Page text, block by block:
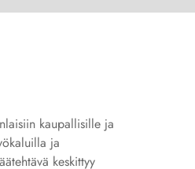
kaupallisille ja
ja
keskittyy